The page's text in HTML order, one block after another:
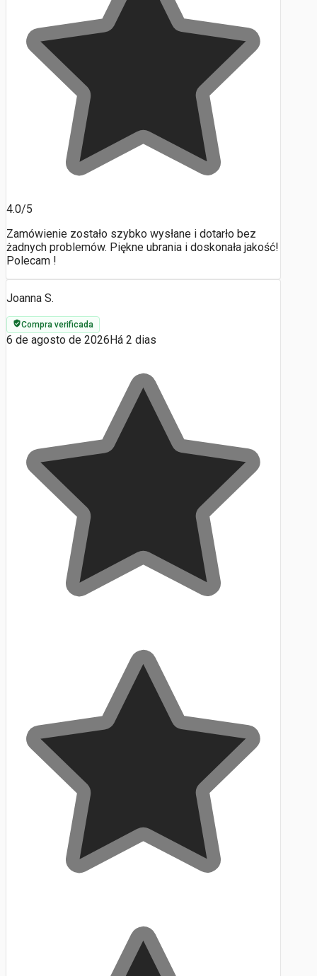
4.0/5
Zamówienie zostało szybko wysłane i dotarło bez
żadnych problemów. Piękne ubrania i doskonała jakość!
Polecam !
Joanna S.
Compra verificada
6 de agosto de 2026 Há 2 dias